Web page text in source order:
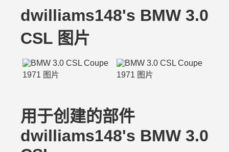
dwilliams148's BMW 3.0
CSL 图片
用于创建的部件
dwilliams148's BMW 3.0